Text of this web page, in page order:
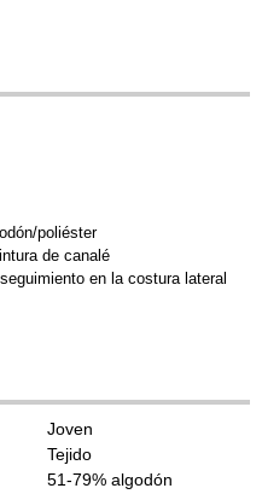
poliéster
de canalé
en la costura lateral
Joven
Tejido
51-79% algodón